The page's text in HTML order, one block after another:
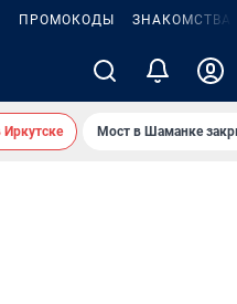
ПРОМОКОДЫ ЗНАКОМСТВА
Иркутске Мост в Шаманке